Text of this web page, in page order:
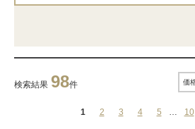
検索結果 98件
1 2 3 4 5 … 10